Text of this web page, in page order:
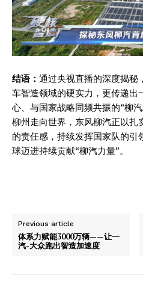
结语： 通过央视直播的深度揭秘
车智造领域的硬实力，更传递出
心、与国家战略同频共振的“柳
柳州走向世界，东风柳汽正以扎
的责任感，持续发挥国家队的引
球迈进持续贡献“柳汽力量”。
Previous article
体系力赋能3000万辆——让一
汽-大众跑出智造加速度